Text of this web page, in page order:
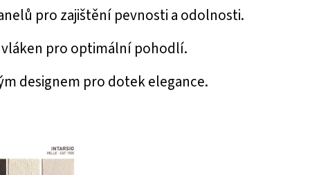
pro zajištění pevnosti a odolnosti.
pro optimální pohodlí.
designem pro dotek elegance.